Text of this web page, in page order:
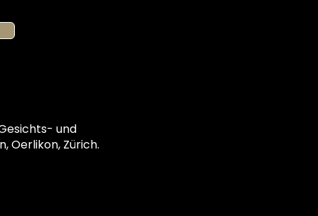
und
Oerlikon, Zürich.